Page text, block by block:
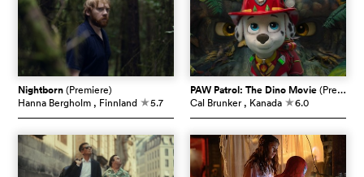
Nightborn(Premiere)
Hanna Bergholm , Finnland c5.7
PAW Patrol: The Dino Movie(Premiere)
Cal Brunker , Kanada c6.0